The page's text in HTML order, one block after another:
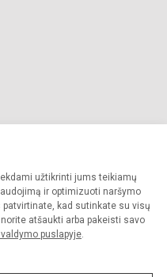
užtikrinti jums teikiamų
ir optimizuoti naršymo
patvirtinate, kad sutinkate su visų
atšaukti arba pakeisti savo
puslapyje.
Visos teisės saugomos.
sutikimo griežtai draudžiama.
Slapukų valdymas